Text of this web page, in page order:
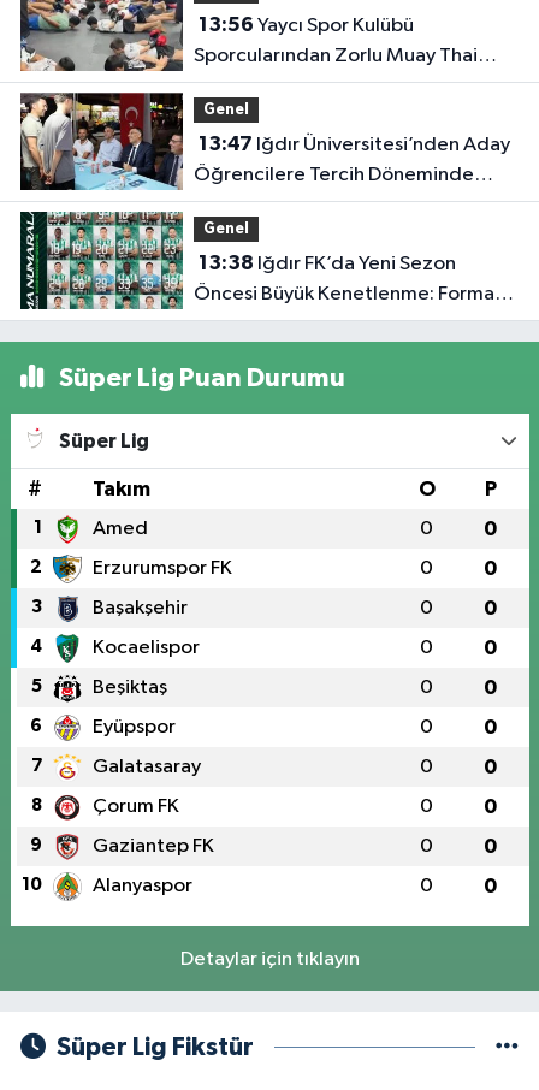
13:56
Sporcularından Zorlu Muay Thai
Eğitimi
Genel
13:47
Öğrencilere Tercih Döneminde
Rehberlik Desteği
Genel
13:38
Öncesi Büyük Kenetlenme: Forma
Numaraları Belli Oldu
Süper Lig Puan Durumu
Süper Lig
# Takım O P
1 Amed 0 0
2 Erzurumspor FK 0 0
3 Başakşehir 0 0
4 Kocaelispor 0 0
5 Beşiktaş 0 0
6 Eyüpspor 0 0
7 Galatasaray 0 0
8 Çorum FK 0 0
9 Gaziantep FK 0 0
10 Alanyaspor 0 0
Detaylar için tıklayın
Süper Lig Fikstür